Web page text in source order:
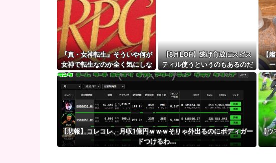
『真・女神転生』そういや何が
女神で転生なのか全く気にしな
いでプレイしてた『真・女神転
生2』
【8月LOH】逃げ育成にスピス
ティル使うというのもあるのだ
な
【
【悲報】コレコレ、月収1億円ｗｗｗそりゃ外出るのにボディガー
ドつけるわ…
【ウ